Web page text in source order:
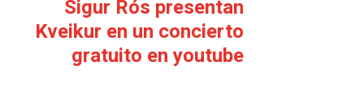
Sigur Rós presentan
Kveikur en un concierto
gratuito en youtube